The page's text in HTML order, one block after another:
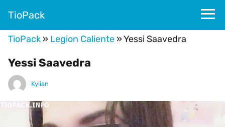
TioPack
TioPack » Legion Caliente »Yessi Saavedra
Yessi Saavedra
Kylian